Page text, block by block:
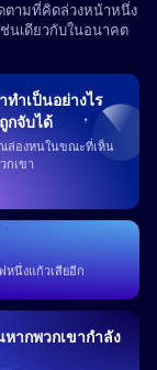
ตามที่คิดล่วงหน้าหนึ่ง
นเดียวกับในอนาคต
ทำเป็นอย่างไร
กจับได้
ณล่องหนในขณะที่เห็น
กเขา
หนึ่งแก้วเสียอีก
ากพวกเขากำลัง